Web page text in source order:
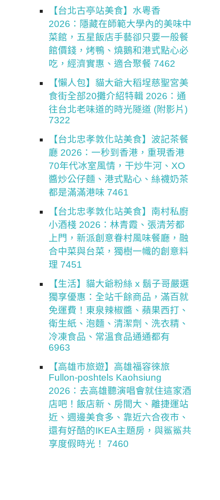
【台北古亭站美食】水粵香
2026：隱藏在師範大學內的美味中
菜館，五星飯店手藝卻只要一般餐
館價錢，烤鴨、燒鵝和港式點心必
吃，經濟實惠、適合聚餐 7462
【懶人包】貓大爺大稻埕慈聖宮美
食街全部20攤介紹特輯 2026：通
往台北老味道的時光隧道 (附影片)
7322
【台北忠孝敦化站美食】波記茶餐
廳 2026：一秒到香港，重現香港
70年代冰室風情，干炒牛河、XO
醬炒公仔麵、港式點心、絲襪奶茶
都是滿滿港味 7461
【台北忠孝敦化站美食】南村私廚
小酒棧 2026：林青霞、張清芳都
上門，新派創意眷村風味餐廳，融
合中菜與台菜，獨樹一幟的創意料
理 7451
【生活】貓大爺粉絲 x 鬍子哥嚴選
獨享優惠：全站千餘商品，滿百就
免運費！東泉辣椒醬、蘋果西打、
衛生紙、泡麵、清潔劑、洗衣精、
冷凍食品、常溫食品通通都有
6963
【高雄市旅遊】高雄福容徠旅
Fullon-poshtels Kaohsiung
2026：去高雄聽演唱會就住這家酒
店吧！飯店新、房間大、離捷運站
近、週邊美食多、靠近六合夜市、
還有好酷的IKEA主題房，與鯊鯊共
享度假時光！ 7460